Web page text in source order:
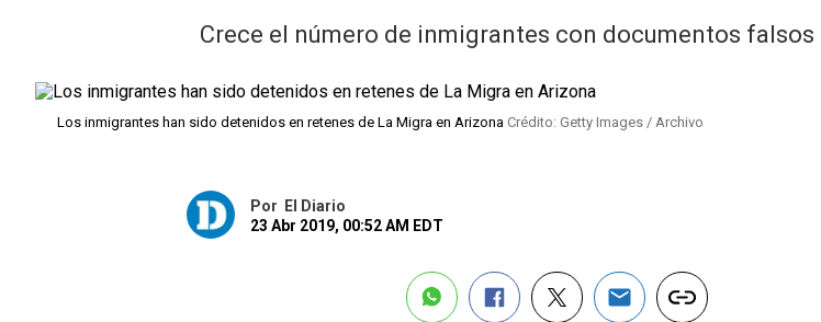
Crece el número de inmigrantes con documentos
Los inmigrantes han sido detenidos en retenes de La Migra en Arizona Crédito: Getty Images / Archivo
Por
El Diario
23 Abr 2019, 00:52 AM EDT